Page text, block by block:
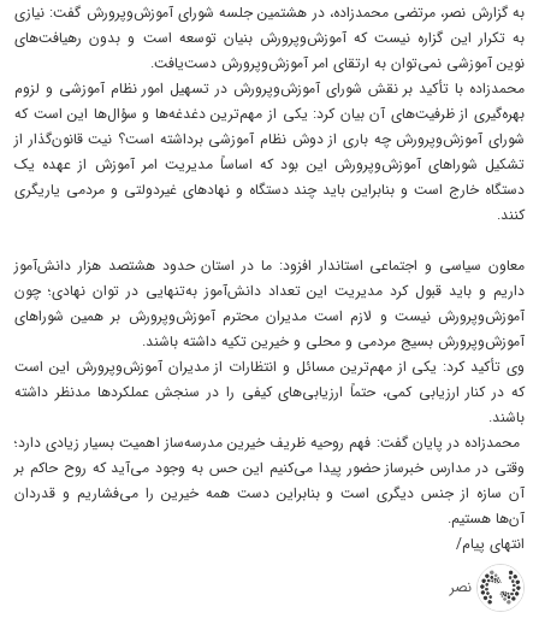
به گزارش نصر، مرتضی محمدزاده، در هشتمین جلسه شورای آموزش‌وپرورش گفت: نیازی
به تکرار این گزاره نیست که آموزش‌وپرورش بنیان توسعه است و بدون رهیافت‌های
نوین آموزشی نمی‌توان به ارتقای امر آموزش‌وپرورش دست‌یافت.
محمدزاده با تأکید بر نقش شورای آموزش‌وپرورش در تسهیل امور نظام آموزشی و لزوم
بهره‌گیری از ظرفیت‌های آن بیان کرد: یکی از مهم‌ترین دغدغه‌ها و سؤال‌ها این است که
شورای آموزش‌وپرورش چه باری از دوش نظام آموزشی برداشته است؟ نیت قانون‌گذار از
تشکیل شوراهای آموزش‌وپرورش این بود که اساساً مدیریت امر آموزش از عهده یک
دستگاه خارج است و بنابراین باید چند دستگاه و نهادهای غیردولتی و مردمی یاریگری
کنند.
معاون سیاسی و اجتماعی استاندار افزود: ما در استان حدود هشتصد هزار دانش‌آموز
داریم و باید قبول کرد مدیریت این تعداد دانش‌آموز به‌تنهایی در توان نهادی؛ چون
آموزش‌وپرورش نیست و لازم است مدیران محترم آموزش‌وپرورش بر همین شوراهای
آموزش‌وپرورش بسیج مردمی و محلی و خیرین تکیه داشته باشند.
وی تأکید کرد: یکی از مهم‌ترین مسائل و انتظارات از مدیران آموزش‌وپرورش این است
که در کنار ارزیابی کمی، حتماً ارزیابی‌های کیفی را در سنجش عملکردها مدنظر داشته
باشند.
محمدزاده در پایان گفت: فهم روحیه ظریف خیرین مدرسه‌ساز اهمیت بسیار زیادی دارد؛
وقتی در مدارس خبرساز حضور پیدا می‌کنیم این حس به وجود می‌آید که روح حاکم بر
آن سازه از جنس دیگری است و بنابراین دست همه خیرین را می‌فشاریم و قدردان
آن‌ها هستیم.
انتهای پیام/
نصر